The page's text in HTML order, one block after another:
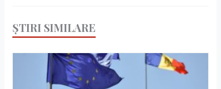
ȘTIRI SIMILARE